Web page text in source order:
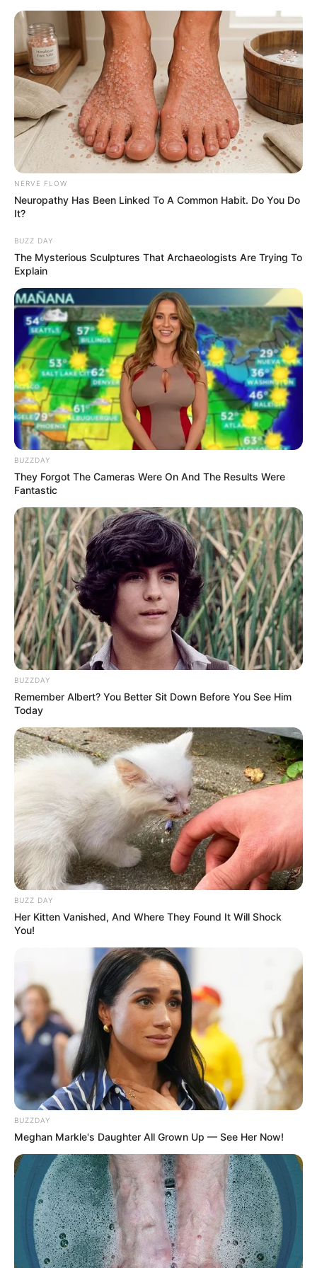
HOME
INSPIRASI
STYLE
FILM &
SERIES
NGAKAK
QUOTES
HYPE
MORE
Randy Danistha
0
fans love
VOTE
Tanggal Lahir:
9 Oktober1984
Tempat Lahir:
Jakarta,Indonesia
Umur:
41 Tahun
Profesi:
Aktor Penulis Lagu Penyanyi
Produser Rekaman
Randy Danistha adalah seorang penyanyi, penulis lagu, produser
rekaman dan aktor yang berasal Jakarta, Indonesia.
Ia dikenal sebagai salah satu anggota dari grup band Nidji sejak
NERVE FLOW
Neuropathy Has Been Linked To A Common Habit. Do You Do
It?
BUZZ DAY
The Mysterious Sculptures That Archaeologists Are Trying To
Explain
BUZZDAY
They Forgot The Cameras Were On And The Results Were
Fantastic
BUZZDAY
Remember Albert? You Better Sit Down Before You See Him
Today
BUZZ DAY
Her Kitten Vanished, And Where They Found It Will Shock
You!
BUZZDAY
Meghan Markle's Daughter All Grown Up — See Her Now!